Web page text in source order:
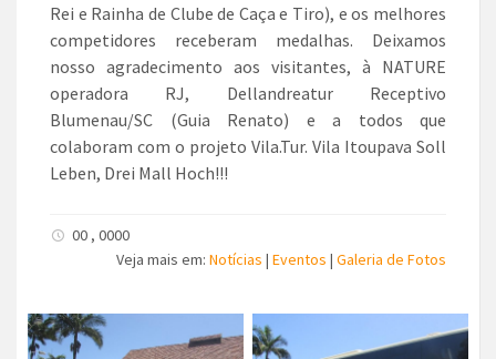
Rei e Rainha de Clube de Caça e Tiro), e os melhores
competidores receberam medalhas. Deixamos
nosso agradecimento aos visitantes, à NATURE
operadora RJ, Dellandreatur Receptivo
Blumenau/SC (Guia Renato) e a todos que
colaboram com o projeto Vila.Tur. Vila Itoupava Soll
Leben, Drei Mall Hoch!!!
00 , 0000
Veja mais em: Notícias | Eventos | Galeria de Fotos